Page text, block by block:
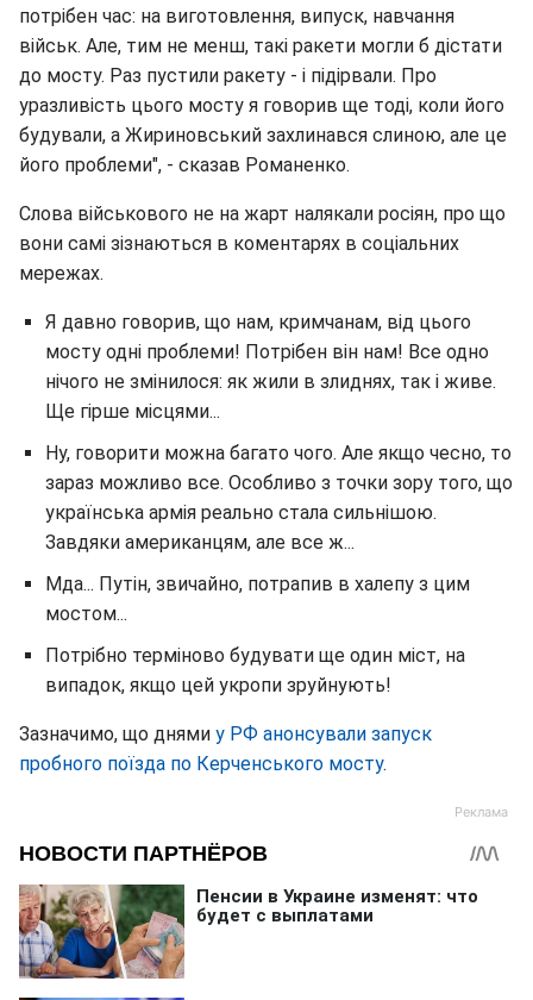
потрібен час: на виготовлення, випуск, навчання
військ. Але, тим не менш, такі ракети могли б дістати
до мосту. Раз пустили ракету - і підірвали. Про
уразливість цього мосту я говорив ще тоді, коли його
будували, а Жириновський захлинався слиною, але це
його проблеми", - сказав Романенко.
Слова військового не на жарт налякали росіян, про що
вони самі зізнаються в коментарях в соціальних
мережах.
Я давно говорив, що нам, кримчанам, від цього
мосту одні проблеми! Потрібен він нам! Все одно
нічого не змінилося: як жили в злиднях, так і живе.
Ще гірше місцями...
Ну, говорити можна багато чого. Але якщо чесно, то
зараз можливо все. Особливо з точки зору того, що
українська армія реально стала сильнішою.
Завдяки американцям, але все ж...
Мда... Путін, звичайно, потрапив в халепу з цим
мостом...
Потрібно терміново будувати ще один міст, на
випадок, якщо цей укропи зруйнують!
Зазначимо, що днями у РФ анонсували запуск
пробного поїзда по Керченського мосту.